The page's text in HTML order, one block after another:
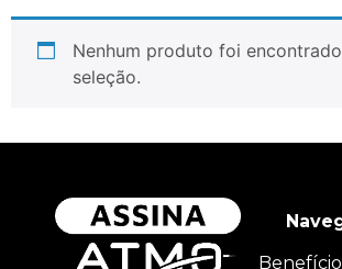
Nenhum produto foi
seleção.